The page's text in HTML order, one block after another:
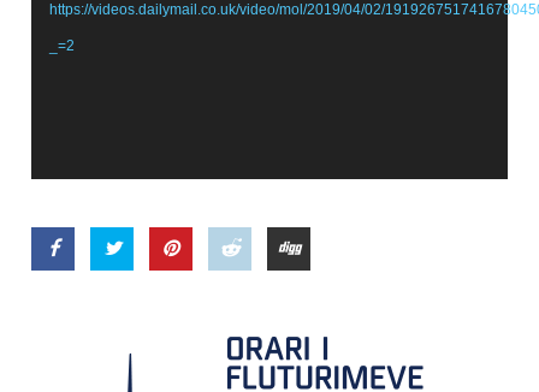
https://videos.dailymail.co.uk/video/mol/2019/04/02/
_=2